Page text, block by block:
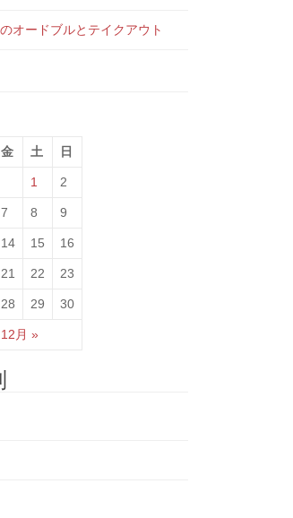
オードブルとテイクアウト
金 土 日
12月 »
1 2
7 8 9
14 15 16
21 22 23
28 29 30